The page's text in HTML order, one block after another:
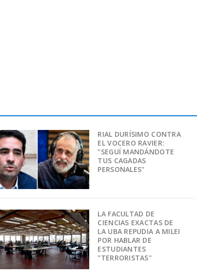
RIAL DURÍSIMO CONTRA
EL VOCERO RAVIER:
"SEGUÍ MANDÁNDOTE
TUS CAGADAS
PERSONALES"
LA FACULTAD DE
CIENCIAS EXACTAS DE
LA UBA REPUDIA A MILEI
POR HABLAR DE
ESTUDIANTES
"TERRORISTAS"